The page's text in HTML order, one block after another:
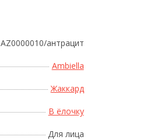
AZ0000010/антрацит
Ambiella
Жаккард
В ёлочку
Для лица